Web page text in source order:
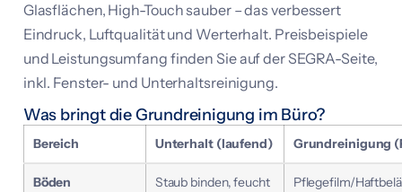
Glasflächen, High-Touch sauber – das verbessert
Eindruck, Luftqualität und Werterhalt. Preisbeispiele
und Leistungsumfang finden Sie auf der SEGRA-Seite,
inkl. Fenster- und Unterhaltsreinigung.
Was bringt die Grundreinigung im Büro?
Bereich Unterhalt (laufend) Grundreinigung
Böden
Staub binden, feucht
Pflegefilm/